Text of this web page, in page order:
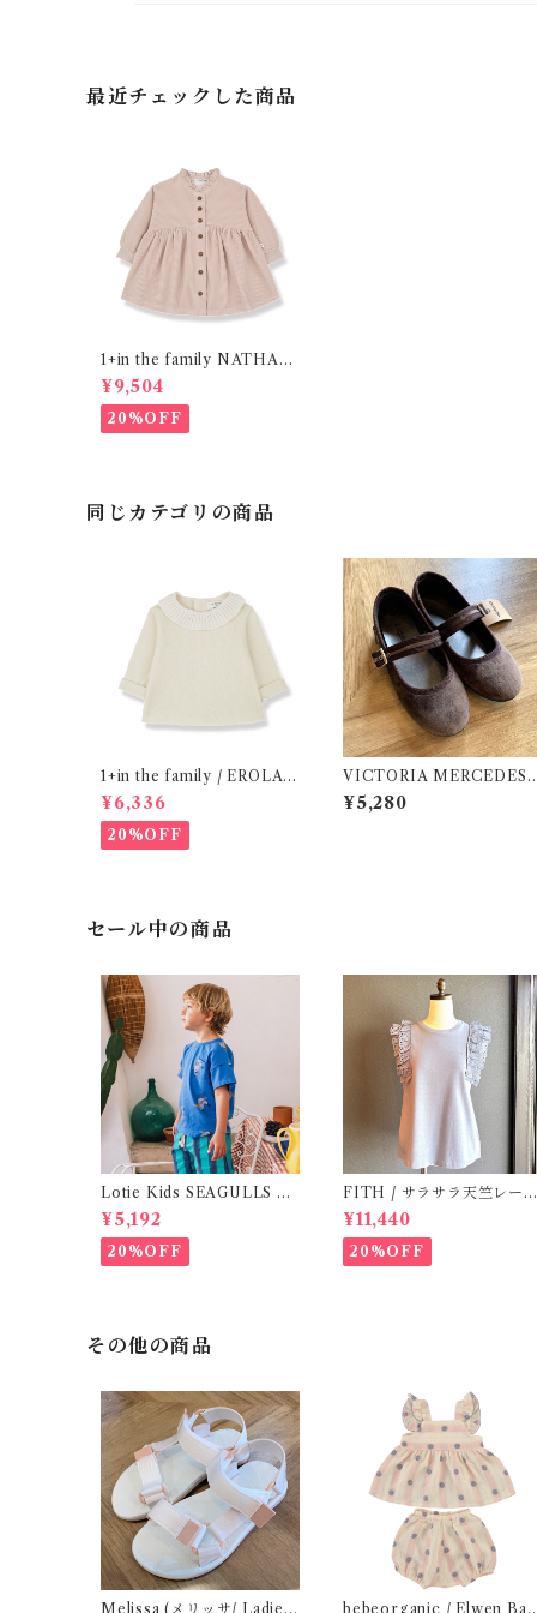
最近チェックした商品
1+in the family NATHALI
E( 24m )
¥9,504
20%OFF
同じカテゴリの商品
1+in the family / EROLA (
24m )
¥6,336
20%OFF
VICTORIA MERCEDES (
29-34 / Testa )
¥5,280
セール中の商品
Lotie Kids SEAGULLS Te
e (12m- 8Y)
¥5,192
20%OFF
FITH / サラサラ天竺レース
Tシャツ (BL) / 145・155
¥11,440
20%OFF
その他の商品
Melissa (メリッサ/ Ladies) bebeorganic / Elwen Bab